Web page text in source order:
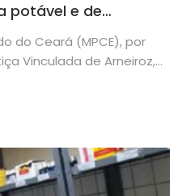
potável e de
escolas públicas
do Ceará (MPCE), por
Vinculada de Arneiroz,